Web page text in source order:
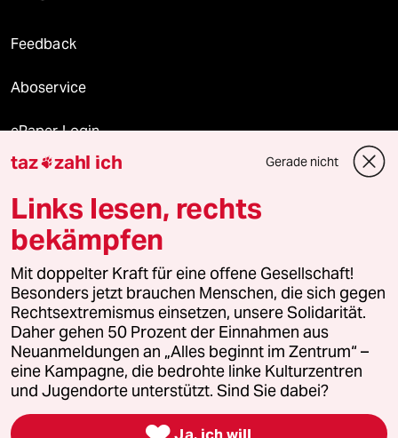
Feedback
Aboservice
ePaper Login
Downloads für Abonnierende
© 2026 taz Verlags und Vertriebs GmbH
Alle Rechte vorbehalten. Bei rechtlichen Fragen oder für Genehmigungen
wenden Sie sich bitte an
lizenzen@taz.de
Feedback Redaktionsstatut Kommune-Richtlinien
Leitlinie Informant Datenschutz Impressum AGB
Seitenwende Einwilligungen widerrufen (Ads)
taz zahl ich Gerade nicht
Links lesen, rechts
bekämpfen
Mit doppelter Kraft für eine offene Gesellschaft!
Besonders jetzt brauchen Menschen, die sich gegen
Rechtsextremismus einsetzen, unsere Solidarität.
Daher gehen 50 Prozent der Einnahmen aus
Neuanmeldungen an „Alles beginnt im Zentrum“ –
eine Kampagne, die bedrohte linke Kulturzentren
und Jugendorte unterstützt. Sind Sie dabei?
Ja, ich will